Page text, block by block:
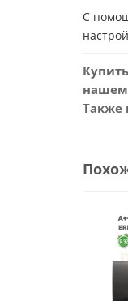
С
нашем
Также